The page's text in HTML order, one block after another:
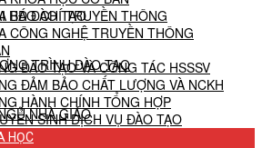
HĐ ĐÀO TẠO
TRÌNH ĐÀO TẠO
NHÀ GIÁO
BÁO CHÍ TRUYỀN THÔNG
CÔNG NGHỆ TRUYỀN THÔNG
ĐÀO TẠO VÀ CÔNG TÁC HSSSV
ĐẢM BẢO CHẤT LƯỢNG VÀ NCKH
HÀNH CHÍNH TỔNG HỢP
SINH DỊCH VỤ ĐÀO TẠO
HỌC